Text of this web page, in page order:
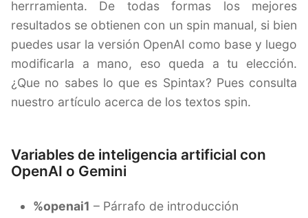
herrramienta. De todas formas los mejores
resultados se obtienen con un spin manual, si bien
puedes usar la versión OpenAI como base y luego
modificarla a mano, eso queda a tu elección.
¿Que no sabes lo que es Spintax? Pues consulta
nuestro artículo acerca de los textos spin.
Variables de inteligencia artificial con
OpenAI o Gemini
%openai1 – Párrafo de introducción